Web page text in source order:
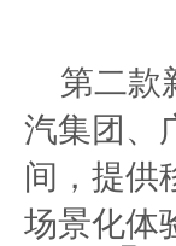
第二款
汽集团、
间，提供
场景化体